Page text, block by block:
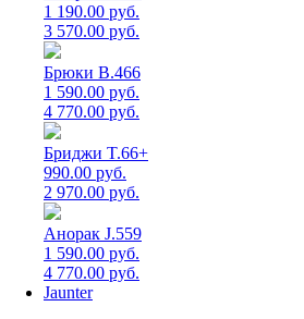
1 190.00 руб.
3 570.00 руб.
Брюки B.466
1 590.00 руб.
4 770.00 руб.
Бриджи T.66+
990.00 руб.
2 970.00 руб.
Анорак J.559
1 590.00 руб.
4 770.00 руб.
Jaunter